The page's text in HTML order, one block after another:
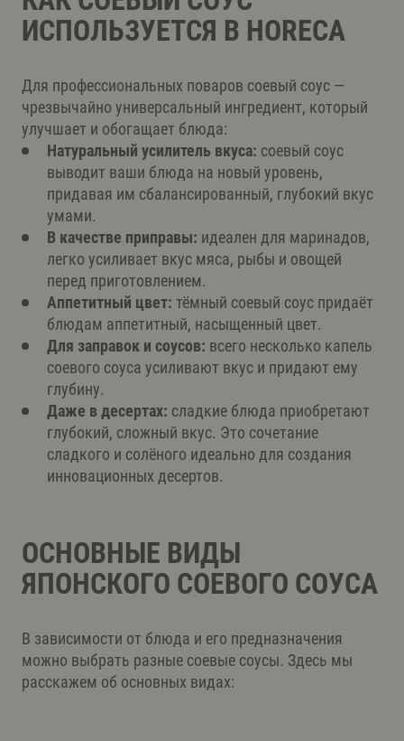
ИСПОЛЬЗУЕТСЯ В HORECA
Для профессиональных поваров соевый соус —
чрезвычайно универсальный ингредиент, который
улучшает и обогащает блюда:
Натуральный усилитель вкуса: соевый соус
выводит ваши блюда на новый уровень,
придавая им сбалансированный, глубокий вкус
умами.
В качестве приправы: идеален для маринадов,
легко усиливает вкус мяса, рыбы и овощей
перед приготовлением.
Аппетитный цвет: тёмный соевый соус придаёт
блюдам аппетитный, насыщенный цвет.
Для заправок и соусов: всего несколько капель
соевого соуса усиливают вкус и придают ему
глубину.
Даже в десертах: сладкие блюда приобретают
глубокий, сложный вкус. Это сочетание
сладкого и солёного идеально для создания
инновационных десертов.
ОСНОВНЫЕ ВИДЫ
ЯПОНСКОГО СОЕВОГО СОУСА
В зависимости от блюда и его предназначения
можно выбрать разные соевые соусы. Здесь мы
расскажем об основных видах: